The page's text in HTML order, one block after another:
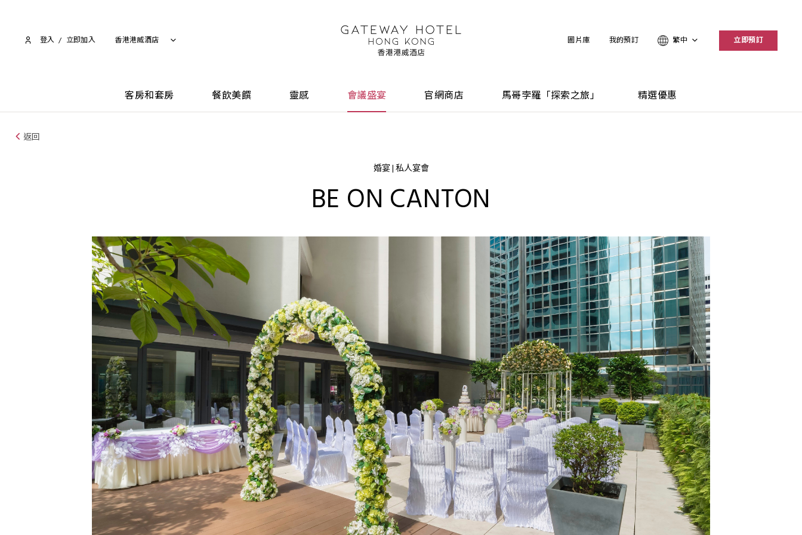
登入 / 立即加入​ 香港港威酒店 圖片庫 我的預訂 繁中 立即預訂
客房和套房 餐飲美饌 靈感 會議盛宴 官網商店 馬哥孛羅「探索之旅」 精選優惠
返回
婚宴 | 私人宴會
BE ON CANTON